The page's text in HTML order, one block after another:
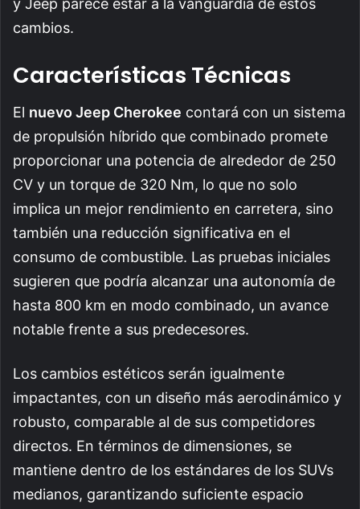
y Jeep parece estar a la vanguardia de estos
cambios.
Características Técnicas
El nuevo Jeep Cherokee contará con un sistema
de propulsión híbrido que combinado promete
proporcionar una potencia de alrededor de 250
CV y un torque de 320 Nm, lo que no solo
implica un mejor rendimiento en carretera, sino
también una reducción significativa en el
consumo de combustible. Las pruebas iniciales
sugieren que podría alcanzar una autonomía de
hasta 800 km en modo combinado, un avance
notable frente a sus predecesores.
Los cambios estéticos serán igualmente
impactantes, con un diseño más aerodinámico y
robusto, comparable al de sus competidores
directos. En términos de dimensiones, se
mantiene dentro de los estándares de los SUVs
medianos, garantizando suficiente espacio